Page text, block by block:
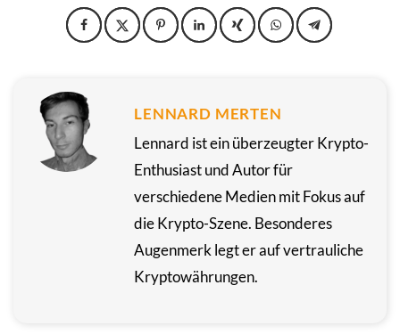
LENNARD MERTEN
Lennard ist ein überzeugter Krypto-
Enthusiast und Autor für
verschiedene Medien mit Fokus auf
die Krypto-Szene. Besonderes
Augenmerk legt er auf vertrauliche
Kryptowährungen.